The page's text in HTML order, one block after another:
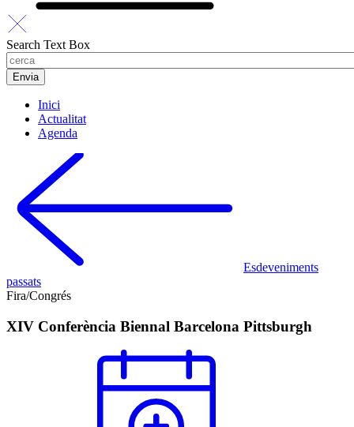
Search Text Box
Inici
Actualitat
Agenda
Esdeveniments
passats
Fira/Congrés
XIV Conferència Biennal Barcelona Pittsburgh